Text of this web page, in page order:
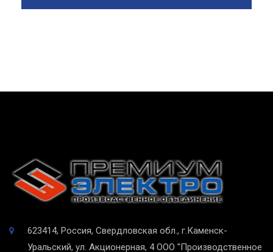
623414, Россия, Свердловская обл., г.Каменск-
Уральский, ул. Акционерная, 4 ООО "Производственное